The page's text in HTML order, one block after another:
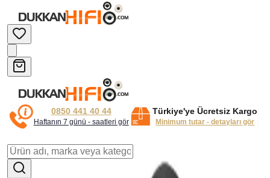
0850 441 40 44
Haftanın 7 günü - saatleri gör
Türkiye'ye Ücretsiz Kargo
Minimum tutar - detayları gör